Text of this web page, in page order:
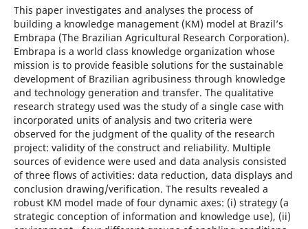
This paper investigates and analyses the process of
building a knowledge management (KM) model at Brazil’s
Embrapa (The Brazilian Agricultural Research Corporation).
Embrapa is a world class knowledge organization whose
mission is to provide feasible solutions for the sustainable
development of Brazilian agribusiness through knowledge
and technology generation and transfer. The qualitative
research strategy used was the study of a single case with
incorporated units of analysis and two criteria were
observed for the judgment of the quality of the research
project: validity of the construct and reliability. Multiple
sources of evidence were used and data analysis consisted
of three flows of activities: data reduction, data displays and
conclusion drawing/verification. The results revealed a
robust KM model made of four dynamic axes: (i) strategy (a
strategic conception of information and knowledge use), (ii)